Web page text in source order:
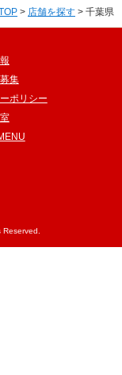
> 店舗を探す > 千葉県
集
ポリシー